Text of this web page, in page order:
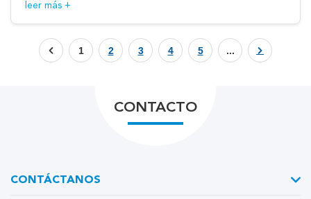
leer más +
1 2 3 4 5 ...
CONTACTO
CONTÁCTANOS